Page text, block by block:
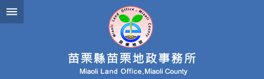
跳到主要內容區塊